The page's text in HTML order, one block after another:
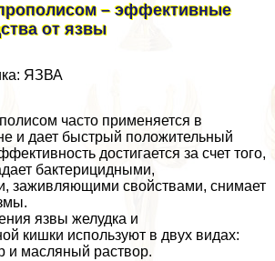
– эффективные
от язвы
ЯЗВА
часто применяется в
и дает быстрый положительный
достигается за счет того,
бактерицидными,
заживляющими свойствами, снимает
язвы желудка и
кишки используют в двух видах:
и масляный раствор.